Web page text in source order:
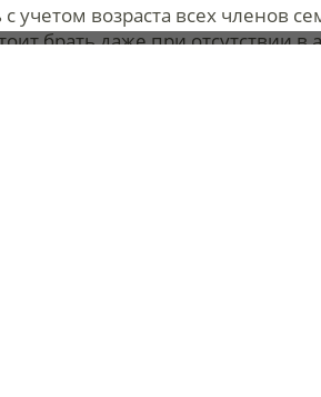
учетом возраста всех членов
брать даже при отсутствии
в регионы с тропическим
собой средства для
термометр, то он должен быть
при желудочно-кишечных
тракта и пищевые
путешественников